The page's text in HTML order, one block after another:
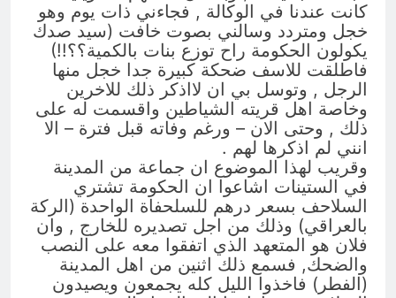
كانت عندنا في الوكالة , فجاءني ذات يوم وهو
خجل ومتردد وسالني بصوت خافت (سيد صدك
يكولون الحكومة راح توزع بنات بالكمية؟؟!!)
فاطلقت للاسف ضحكة كبيرة جدا خجل منها
الرجل , وتوسل بي ان لااذكر ذلك للاخرين
وخاصة اهل قريته الشياطين واقسمت له على
ذلك , وحتى الان – ورغم وفاته قبل فترة – الا
انني لم اذكرها لهم .
وقريب لهذا الموضوع ان جماعة من المدينة
في الستينات اشاعوا ان الحكومة تشتري
السلاحف بسعر درهم للسلحفاة الواحدة (الركة
بالعراقي) وذلك من اجل تصديره للخارج , وان
فلان هو المتعهد الذي اتفقوا معه على النصب
والضحك, فسمع ذلك اثنين من اهل المدينة
(الفطر) فاخذوا الليل كله يجمعون ويصيدون